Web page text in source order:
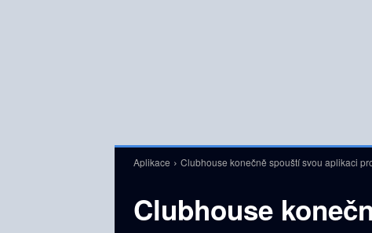
Aplikace Clubhouse konečně spouští svou aplikaci
Clubhouse